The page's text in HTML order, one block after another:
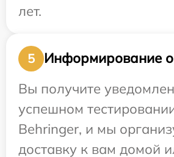
лет.
5
Информирование о
Вы получите
успешном
Behringer, и мы
доставку к вам домой